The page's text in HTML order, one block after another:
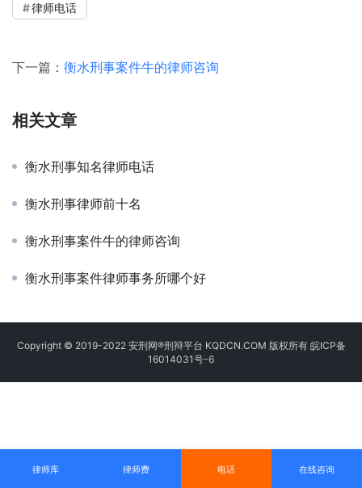
律师电话
下一篇： 衡水刑事案件牛的律师咨询
相关文章
衡水刑事知名律师电话
衡水刑事律师前十名
衡水刑事案件牛的律师咨询
衡水刑事案件律师事务所哪个好
Copyright © 2019-2022 安刑网®刑辩平台 KQDCN.COM 版权所有 皖ICP备
16014031号-6
律师库 律师费 电话 在线咨询